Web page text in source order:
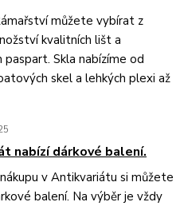
můžete vybírat z
kvalitních lišt a
paspart. Skla nabízíme od
skel a lehkých plexi až
nabízí dárkové balení.
v Antikvariátu si můžete
balení. Na výběr je vždy